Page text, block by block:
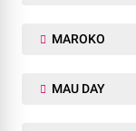
MAROKO
MAU DAY